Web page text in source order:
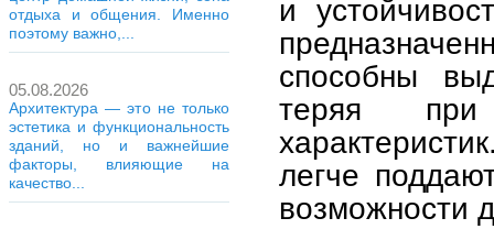
отдыха и общения. Именно
поэтому важно,...
05.08.2026
Архитектура — это не только
эстетика и функциональность
зданий, но и важнейшие
факторы, влияющие на
качество...
и
способны
теряя при
легче
возможности